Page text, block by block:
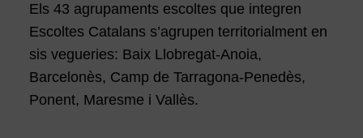
Els 43 agrupaments escoltes que integren
Escoltes Catalans s’agrupen territorialment en
sis vegueries: Baix Llobregat-Anoia,
Barcelonès, Camp de Tarragona-Penedès,
Ponent, Maresme i Vallès.